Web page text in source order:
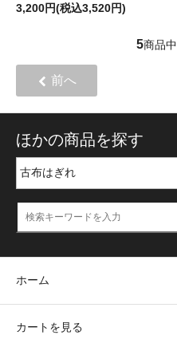
3,200円(税込3,520円)
5商品中
前へ
ほかの商品を探す
ホーム
カートを見る